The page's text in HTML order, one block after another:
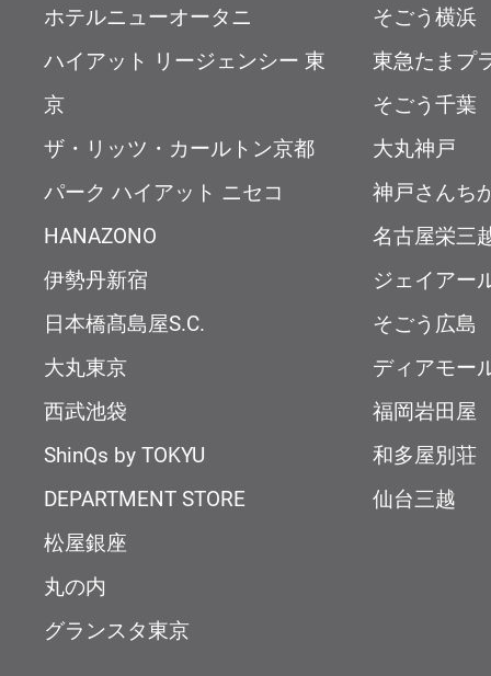
ホテルニューオータニ
ハイアット リージェンシー 東
京
ザ・リッツ・カールトン京都
パーク ハイアット ニセコ
HANAZONO
伊勢丹新宿
日本橋髙島屋S.C.
大丸東京
西武池袋
ShinQs by TOKYU
DEPARTMENT STORE
松屋銀座
丸の内
グランスタ東京
そごう横浜
東急たまプ
そごう千葉
大丸神戸
神戸さんち
名古屋栄三
ジェイアー
そごう広島
ディアモー
福岡岩田屋
和多屋別荘
仙台三越